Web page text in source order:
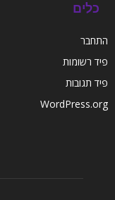
כלים
התחבר
פיד רשומות
פיד תגובות
WordPress.org